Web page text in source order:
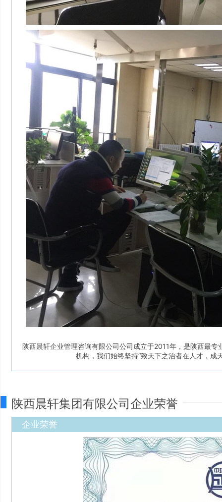
陕西晨轩企业管理咨询有限公司公司成立于2011年，是陕西最
机构，我们始终坚持“致天下之治者在人才，成
陕西晨轩集团有限公司企业荣誉
企业荣誉